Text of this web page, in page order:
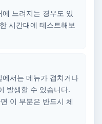
느려지는 경우도 있
시간대에 테스트해보
서는 메뉴가 겹치거나
발생할 수 있습니다.
이 부분은 반드시 체